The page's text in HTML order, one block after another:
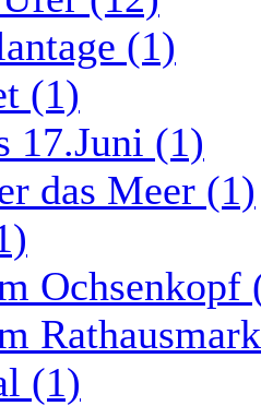
(1)
(1)
17.Juni (1)
das Meer (1)
Ochsenkopf
(1)